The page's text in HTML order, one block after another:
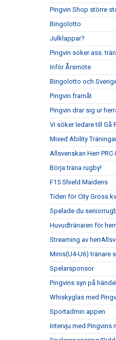
Pingvin Shop större
Bingolotto
Julklappar?
Pingvin söker ass.
Inför Årsmöte
Bingolotto och
Pingvin framåt
Pingvin drar sig ur
Vi söker ledare till Gå
Mixed Ability
Allsvenskan Herr
Börja träna rugby!
F15 Shield Maidens
Tiden för City Gross
Spelade du
Huvudtränaren för
Streaming av
Minis(U4-U6) tränare
Spelarsponsor
Pingvins syn på
Whiskyglas med
Sportadmin appen
Intervju med Pingvins